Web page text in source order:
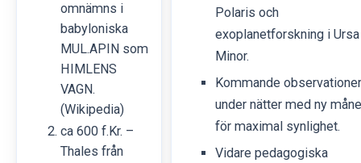
omnämns i
babyloniska
MUL.APIN som
HIMLENS
VAGN.
(Wikipedia)
ca 600 f.Kr. –
Thales från
Polaris och
exoplanetforskning i Ursa
Minor.
Kommande observationer
under nätter med ny måne
för maximal synlighet.
Vidare pedagogiska